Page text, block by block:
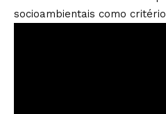
socioambientais como